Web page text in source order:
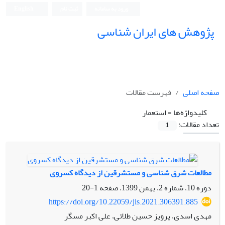
پژوهش های ایران شناسی
صفحه اصلی
فهرست مقالات
کلیدواژه‌ها =استعمار
تعداد مقالات:
1
مطالعات شرق شناسی و مستشرقین از دیدگاه کسروی
دوره 10، شماره 2، بهمن 1399، صفحه
1-20
https://doi.org/10.22059/jis.2021.306391.885
مهدی اسدی، پرویز حسین طلائی، علی اکبر مسگر